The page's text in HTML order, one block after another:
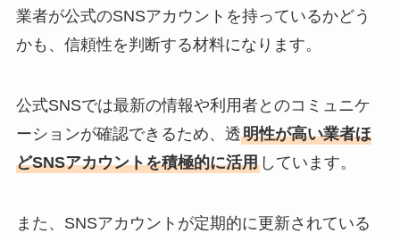
業者が公式のSNSアカウントを持っているかどう
かも、信頼性を判断する材料になります。
公式SNSでは最新の情報や利用者とのコミュニケ
ーションが確認できるため、透明性が高い業者ほ
どSNSアカウントを積極的に活用しています。
また、SNSアカウントが定期的に更新されている